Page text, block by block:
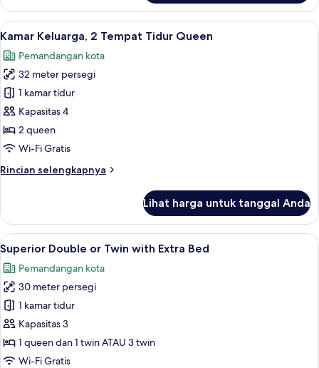
Kamar
Klub,
area
(Pool
Access)
Lihat
semua
foto
untuk
Kamar
Keluarga,
2
Tempat
Queen
Kamar Keluarga, 2 Tempat Tidur
5
Kamar Keluarga, 2 Tempat Tidur Queen
Pemandangan kota
32 meter persegi
1 kamar tidur
Kapasitas 4
2 queen
Wi-Fi Gratis
Rincian selengkapnya
Rincian
Kamar
Keluarga,
2
Tempat
Tidur
Queen
Lihat harga untuk tanggal Anda
Lihat
semua
foto
untuk
Superior
Double
or
Twin
Minibar, brankas, meja kerja, dan
5
Superior Double or Twin with Extra Bed
Pemandangan kota
30 meter persegi
1 kamar tidur
Kapasitas 3
1 queen dan 1 twin ATAU 3 twin
Wi-Fi Gratis